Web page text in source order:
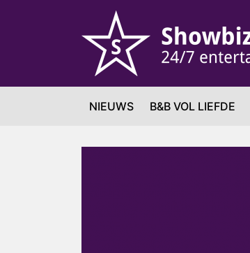
NIEUWS B&B VOL LIEFDE